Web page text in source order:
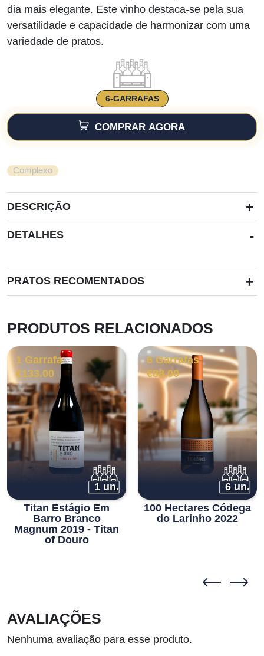
dia mais elegante. Este vinho destaca-se pela sua
versatilidade e capacidade de harmonizar com uma
variedade de pratos.
6-GARRAFAS
COMPRAR AGORA
Complexo
DESCRIÇÃO +
DETALHES -
PRATOS RECOMENTADOS +
PRODUTOS RELACIONADOS
1 Garrafa
€133.00
1 un.
Titan Estágio Em
Barro Branco
Magnum 2019 - Titan
of Douro
6 Garrafas
€88.00
6 un.
100 Hectares Códega
do Larinho 2022
AVALIAÇÕES
Nenhuma avaliação para esse produto.